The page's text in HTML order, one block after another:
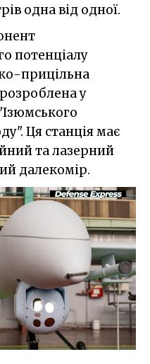
одна від одної.
потенціалу
прицільна
у
Ця станція має
та лазерний
далекомір.